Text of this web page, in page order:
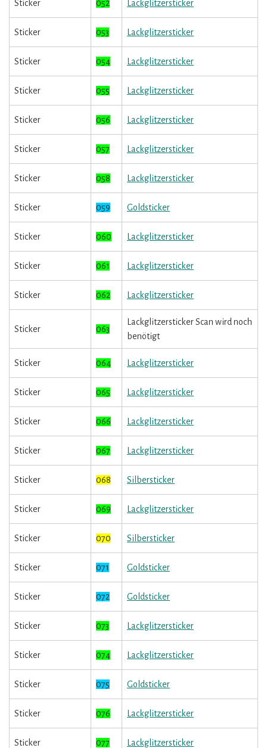
Sticker 052 Lackglitzersticker
Sticker 053 Lackglitzersticker
Sticker 054 Lackglitzersticker
Sticker 055 Lackglitzersticker
Sticker 056 Lackglitzersticker
Sticker 057 Lackglitzersticker
Sticker 058 Lackglitzersticker
Sticker 059 Goldsticker
Sticker 060 Lackglitzersticker
Sticker 061 Lackglitzersticker
Sticker 062 Lackglitzersticker
Sticker 063
Lackglitzersticker Scan wird noch
benötigt
Sticker 064 Lackglitzersticker
Sticker 065 Lackglitzersticker
Sticker 066 Lackglitzersticker
Sticker 067 Lackglitzersticker
Sticker 068 Silbersticker
Sticker 069 Lackglitzersticker
Sticker 070 Silbersticker
Sticker 071 Goldsticker
Sticker 072 Goldsticker
Sticker 073 Lackglitzersticker
Sticker 074 Lackglitzersticker
Sticker 075 Goldsticker
Sticker 076 Lackglitzersticker
Sticker 077 Lackglitzersticker